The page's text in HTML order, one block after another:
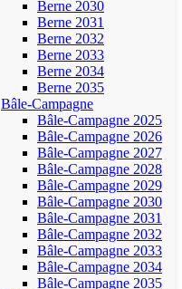
Berne 2030
Berne 2031
Berne 2032
Berne 2033
Berne 2034
Berne 2035
Bâle-Campagne
Bâle-Campagne 2025
Bâle-Campagne 2026
Bâle-Campagne 2027
Bâle-Campagne 2028
Bâle-Campagne 2029
Bâle-Campagne 2030
Bâle-Campagne 2031
Bâle-Campagne 2032
Bâle-Campagne 2033
Bâle-Campagne 2034
Bâle-Campagne 2035